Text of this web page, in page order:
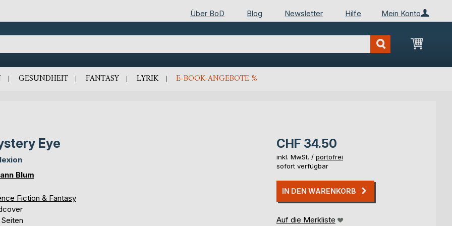
Mein Konto
Über BoD Blog Newsletter Hilfe
Mein
GESUNDHEIT FANTASY LYRIK E-BOOK-ANGEBOTE %
Eye
Blum
Fiction & Fantasy
CHF 34.50
inkl. MwSt. / portofrei
sofort verfügbar
IN DEN WARENKORB
Auf die Merkliste